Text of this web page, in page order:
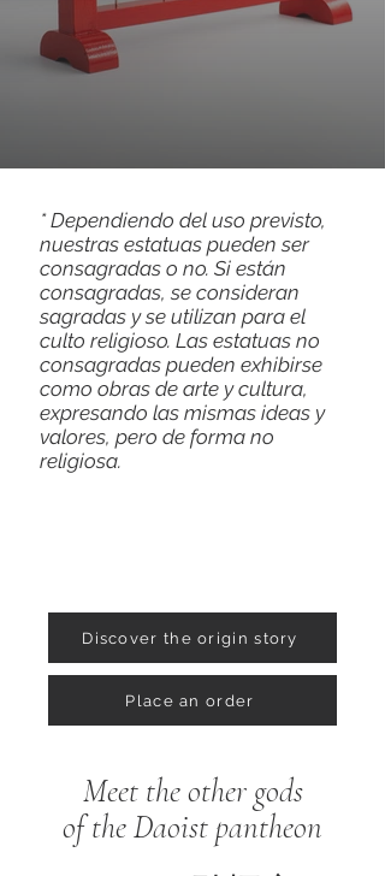
* Dependiendo del uso previsto,
nuestras estatuas pueden ser
consagradas o no. Si están
consagradas, se consideran
sagradas y se utilizan para el
culto religioso. Las estatuas no
consagradas pueden exhibirse
como obras de arte y cultura,
expresando las mismas ideas y
valores, pero de forma no
religiosa.
Discover the origin story
Place an order
Meet the other gods
of the Daoist pantheon